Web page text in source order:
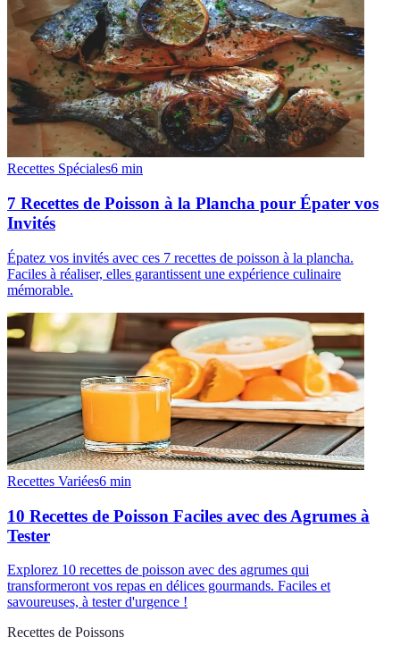
Recettes Spéciales6 min
7 Recettes de Poisson à la Plancha pour Épater vos
Invités
Épatez vos invités avec ces 7 recettes de poisson à la plancha.
Faciles à réaliser, elles garantissent une expérience culinaire
mémorable.
Recettes Variées6 min
10 Recettes de Poisson Faciles avec des Agrumes à
Tester
Explorez 10 recettes de poisson avec des agrumes qui
transformeront vos repas en délices gourmands. Faciles et
savoureuses, à tester d'urgence !
Recettes de Poissons